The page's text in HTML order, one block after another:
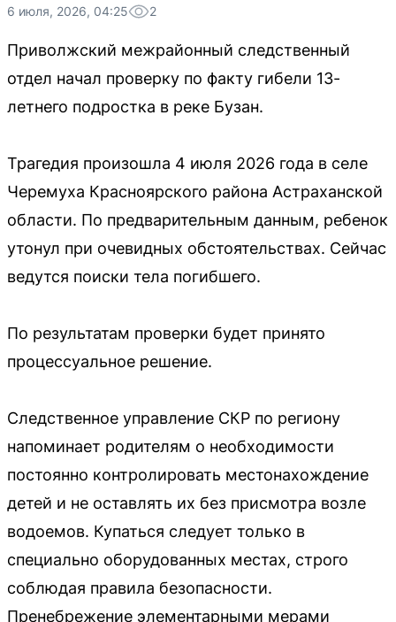
6 июля, 2026, 04:25 2
Приволжский межрайонный следственный
отдел начал проверку по факту гибели 13-
летнего подростка в реке Бузан.
Трагедия произошла 4 июля 2026 года в селе
Черемуха Красноярского района Астраханской
области. По предварительным данным, ребенок
утонул при очевидных обстоятельствах. Сейчас
ведутся поиски тела погибшего.
По результатам проверки будет принято
процессуальное решение.
Следственное управление СКР по региону
напоминает родителям о необходимости
постоянно контролировать местонахождение
детей и не оставлять их без присмотра возле
водоемов. Купаться следует только в
специально оборудованных местах, строго
соблюдая правила безопасности.
Пренебрежение элементарными мерами